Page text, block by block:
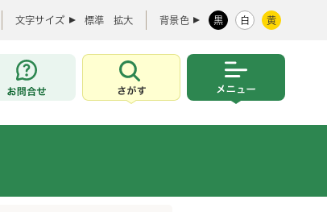
文字サイズ 標準 拡大 背景色 黒 白 黄
お問合せ
さがす